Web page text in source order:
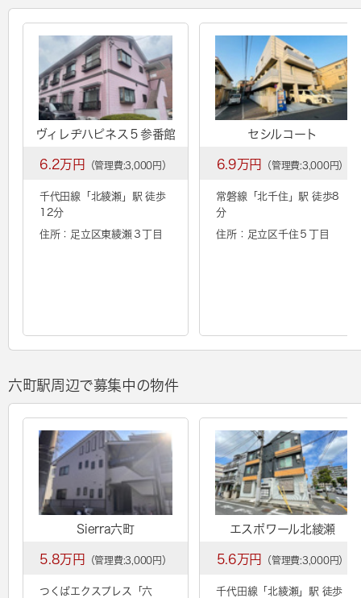
ヴィレヂハピネス５参番館
6.2万円 （管理費:3,000円）
千代田線「 北綾瀬 」駅 徒歩
12分
住所：足立区東綾瀬３丁目
セシルコート
6.9万円 （管理費:3,000円）
常磐線「 北千住 」駅 徒歩8
分
住所：足立区千住５丁目
六町駅周辺で募集中の物件
Sierra六町
5.8万円 （管理費:3,000円）
つくばエクスプレス「六
エスポワール北綾瀬
5.6万円 （管理費:3,000円）
千代田線「 北綾瀬 」駅 徒歩